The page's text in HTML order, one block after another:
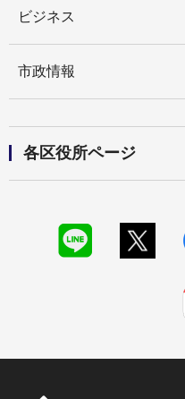
ビジネス
市政情報
各区役所ページ